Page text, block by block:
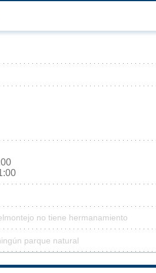
no tiene hermanamiento
parque natural